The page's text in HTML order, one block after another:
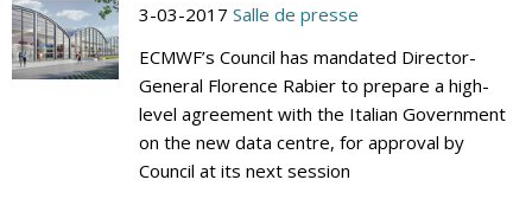
3-03-2017 Salle de presse
ECMWF’s Council has mandated Director-
General Florence Rabier to prepare a high-
level agreement with the Italian Government
on the new data centre, for approval by
Council at its next session